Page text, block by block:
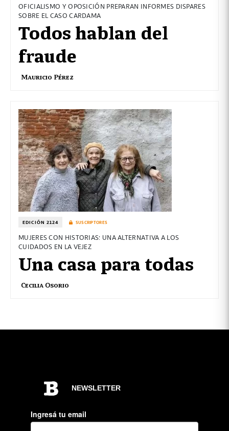
OFICIALISMO Y OPOSICIÓN PREPARAN INFORMES DISPARES
SOBRE EL CASO CARDAMA
Todos hablan del
fraude
Mauricio Pérez
EDICIÓN 2124 SUSCRIPTORES
MUJERES CON HISTORIAS: UNA ALTERNATIVA A LOS
CUIDADOS EN LA VEJEZ
Una casa para todas
Cecilia Osorio